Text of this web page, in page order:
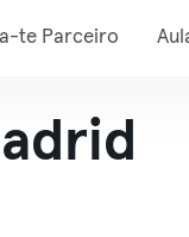
te Parceiro